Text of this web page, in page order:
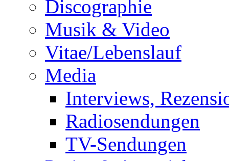
Discographie
Musik & Video
Vitae/Lebenslauf
Media
Interviews,
Radiosendungen
TV-Sendungen